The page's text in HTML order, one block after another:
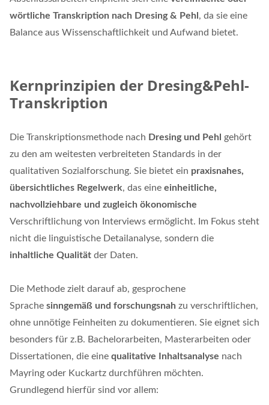
wörtliche Transkription nach Dresing & Pehl , da sie eine
Balance aus Wissenschaftlichkeit und Aufwand bietet.
Kernprinzipien der Dresing&Pehl-
Transkription
Die Transkriptionsmethode nach Dresing und Pehl gehört
zu den am weitesten verbreiteten Standards in der
qualitativen Sozialforschung. Sie bietet ein praxisnahes,
übersichtliches Regelwerk, das eine einheitliche,
nachvollziehbare und zugleich ökonomische
Verschriftlichung von Interviews ermöglicht. Im Fokus steht
nicht die linguistische Detailanalyse, sondern die
inhaltliche Qualität der Daten.
Die Methode zielt darauf ab, gesprochene
Sprache sinngemäß und forschungsnah zu verschriftlichen,
ohne unnötige Feinheiten zu dokumentieren. Sie eignet sich
besonders für z.B. Bachelorarbeiten, Masterarbeiten oder
Dissertationen, die eine qualitative Inhaltsanalyse nach
Mayring oder Kuckartz durchführen möchten.
Grundlegend hierfür sind vor allem: